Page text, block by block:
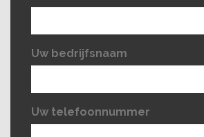
Uw bedrijfsnaam
Uw telefoonnummer